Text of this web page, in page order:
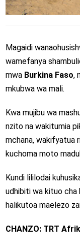
Magaidi
wamefanya
mwa Burkina Faso,
mkubwa wa mali.
Kwa mujibu wa
nzito na wakitumia
mchana, wakifyatua
kuchoma moto
Kundi lililodai
udhibiti wa kituo cha
halikutoa maelezo
CHANZO: TRT